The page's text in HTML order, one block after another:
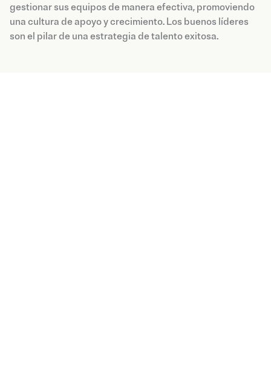
gestionar sus equipos de manera efectiva, promoviendo
una cultura de apoyo y crecimiento. Los buenos líderes
son el pilar de una estrategia de talento exitosa.